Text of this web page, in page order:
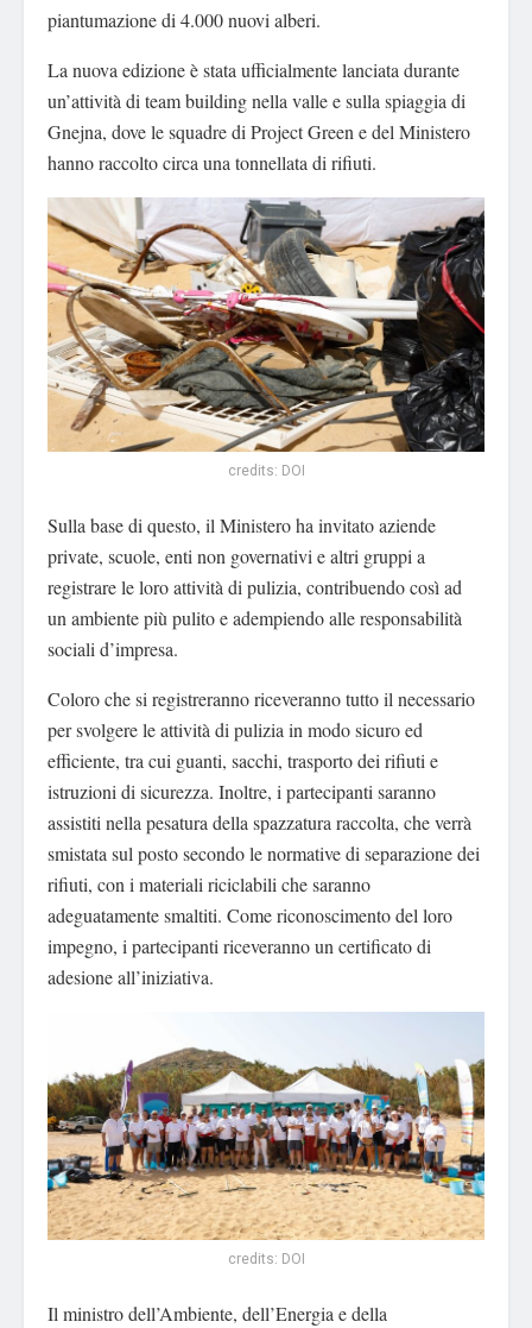
piantumazione di 4.000 nuovi alberi.
La nuova edizione è stata ufficialmente lanciata durante
un’attività di team building nella valle e sulla spiaggia di
Gnejna, dove le squadre di Project Green e del Ministero
hanno raccolto circa una tonnellata di rifiuti.
credits: DOI
Sulla base di questo, il Ministero ha invitato aziende
private, scuole, enti non governativi e altri gruppi a
registrare le loro attività di pulizia, contribuendo così ad
un ambiente più pulito e adempiendo alle responsabilità
sociali d’impresa.
Coloro che si registreranno riceveranno tutto il necessario
per svolgere le attività di pulizia in modo sicuro ed
efficiente, tra cui guanti, sacchi, trasporto dei rifiuti e
istruzioni di sicurezza. Inoltre, i partecipanti saranno
assistiti nella pesatura della spazzatura raccolta, che verrà
smistata sul posto secondo le normative di separazione dei
rifiuti, con i materiali riciclabili che saranno
adeguatamente smaltiti. Come riconoscimento del loro
impegno, i partecipanti riceveranno un certificato di
adesione all’iniziativa.
credits: DOI
Il ministro dell’Ambiente, dell’Energia e della